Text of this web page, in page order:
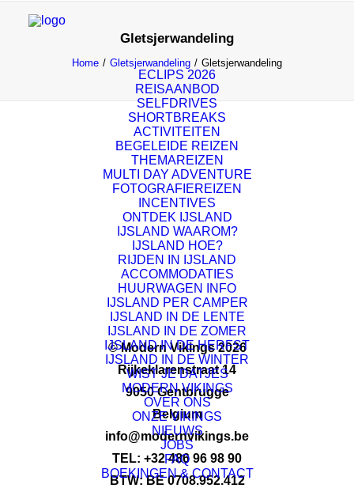
ECLIPS 2026
REISAANBOD
SELFDRIVES
SHORTBREAKS
ACTIVITEITEN
BEGELEIDE REIZEN
THEMAREIZEN
MULTI DAY ADVENTURE
FOTOGRAFIEREIZEN
INCENTIVES
ONTDEK IJSLAND
IJSLAND WAAROM?
IJSLAND HOE?
RIJDEN IN IJSLAND
ACCOMMODATIES
HUURWAGEN INFO
IJSLAND PER CAMPER
IJSLAND IN DE LENTE
IJSLAND IN DE ZOMER
IJSLAND IN DE HERFST
IJSLAND IN DE WINTER
WIST JE DATJES
MODERN VIKINGS
OVER ONS
ONZE VIKINGS
NIEUWS
JOBS
FAQ
BOEKINGEN & CONTACT
Gletsjerwandeling
Home Gletsjerwandeling Gletsjerwandeling
© Modern Vikings 2026
Rijkeklarenstraat 14
9050 Gentbrugge
Belgium
info@modernvikings.be
TEL: +32 486 96 98 90
BTW: BE 0708.952.412